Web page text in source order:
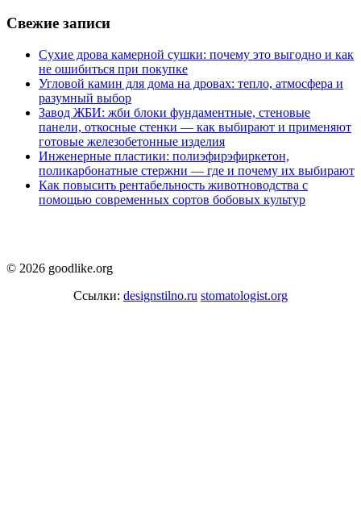
Свежие записи
Сухие дрова камерной сушки: почему это выгодно и как
не ошибиться при покупке
Угловой камин для дома на дровах: тепло, атмосфера и
разумный выбор
Завод ЖБИ: жби блоки фундаментные, стеновые
панели, откосные стенки — как выбирают и применяют
готовые железобетонные изделия
Инженерные пластики: полиэфирэфиркетон,
поликарбонатные стержни — где и почему их выбирают
Как повысить рентабельность животноводства с
помощью современных сортов бобовых культур
© 2026 goodlike.org
Ссылки: designstilno.ru stomatologist.org